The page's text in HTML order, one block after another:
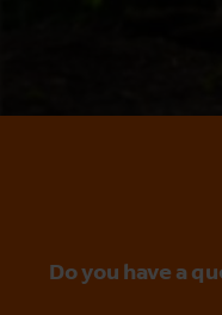
Do you have a